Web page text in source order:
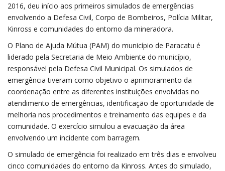
2016, deu início aos primeiros simulados de emergências
envolvendo a Defesa Civil, Corpo de Bombeiros, Polícia Militar,
Kinross e comunidades do entorno da mineradora.
O Plano de Ajuda Mútua (PAM) do município de Paracatu é
liderado pela Secretaria de Meio Ambiente do município,
responsável pela Defesa Civil Municipal. Os simulados de
emergência tiveram como objetivo o aprimoramento da
coordenação entre as diferentes instituições envolvidas no
atendimento de emergências, identificação de oportunidade de
melhoria nos procedimentos e treinamento das equipes e da
comunidade. O exercício simulou a evacuação da área
envolvendo um incidente com barragem.
O simulado de emergência foi realizado em três dias e envolveu
cinco comunidades do entorno da Kinross. Antes do simulado,